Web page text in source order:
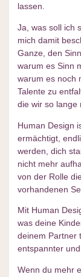
lassen.
Ja, was soll ich
mich damit
Ganze, den
warum es Sinn
warum es noch
Talente zu
die wir so lange
Human Design
ermächtigt,
werden, dich
nicht mehr
von der Rolle
vorhandenen
Mit Human
was deine
deinem Partner
entspannter
Wenn du mehr